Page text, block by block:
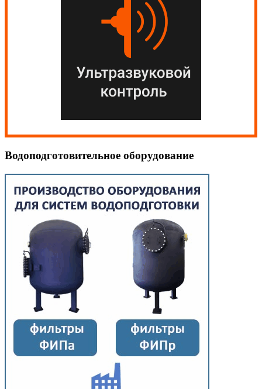
Водоподготовительное оборудование